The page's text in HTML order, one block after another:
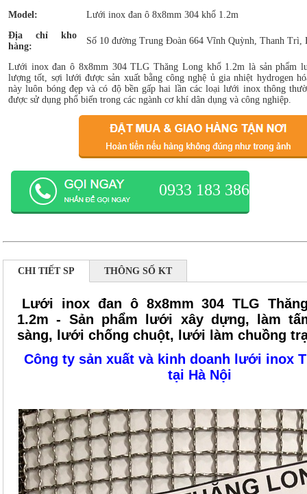
Model:
Lưới inox đan ô 8x8mm 304 khổ 1.2m
Địa chỉ kho
hàng:
Số 10 đường Trung Đoàn 664 Vĩnh Quỳnh, Thanh Trì,
Lưới inox đan ô 8x8mm 304 TLG Thăng Long khổ 1.2m là sản phẩm
lượng tốt, sợi lưới được sản xuất bằng công nghệ ủ gia nhiệt hydrogen
này luôn bóng đẹp và có độ bền gấp hai lần các loại lưới inox thông
được sử dụng phổ biến trong các ngành cơ khí dân dụng và công nghiệp.
0933 183 386
CHI TIẾT SP THÔNG SỐ KT
Lưới inox đan ô 8x8mm 304 TLG
1.2m - Sản phẩm lưới xây dựng, làm
sàng, lưới chống chuột, lưới làm chuồng
Công ty sản xuất và kinh doanh lưới inox
tại Hà Nội